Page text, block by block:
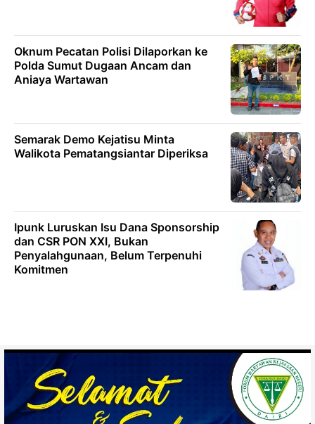
Oknum Pecatan Polisi Dilaporkan ke
Polda Sumut Dugaan Ancam dan
Aniaya Wartawan
Semarak Demo Kejatisu Minta
Walikota Pematangsiantar Diperiksa
Ipunk Luruskan Isu Dana Sponsorship
dan CSR PON XXI, Bukan
Penyalahgunaan, Belum Terpenuhi
Komitmen